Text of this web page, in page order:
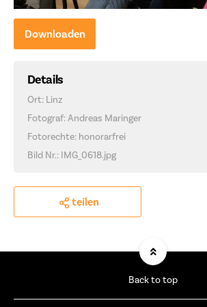
Downloaden
Details
Ort: Linz
Fotograf: Andreas Maringer
Fotorechte: honorarfrei
Bild Nr.: IMG_0618.jpg
teilen
Back to top